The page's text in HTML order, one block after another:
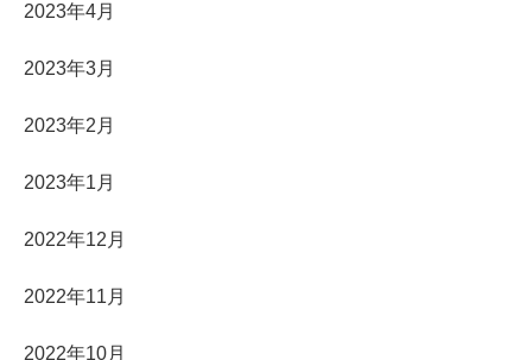
2023年4月
2023年3月
2023年2月
2023年1月
2022年12月
2022年11月
2022年10月